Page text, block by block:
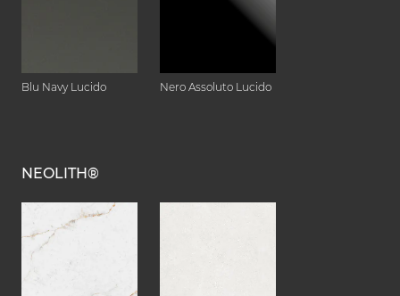
Blu Navy Lucido Nero Assoluto Lucido
NEOLITH®